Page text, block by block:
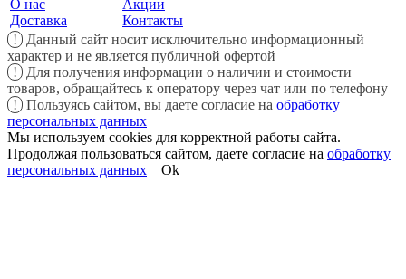
О нас
Доставка
Акции
Контакты
!
Данный сайт носит исключительно информационный
характер и не является публичной офертой
!
Для получения информации о наличии и стоимости
товаров, обращайтесь к оператору через чат или по телефону
!
Пользуясь сайтом, вы даете согласие на обработку
персональных данных
Мы используем cookies для корректной работы сайта.
Продолжая пользоваться сайтом, даете согласие на обработку
персональных данных
Ok